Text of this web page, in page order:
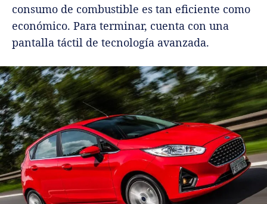
consumo de combustible es tan eficiente como
económico. Para terminar, cuenta con una
pantalla táctil de tecnología avanzada.